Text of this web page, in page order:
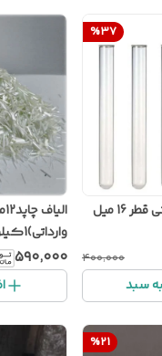
%37
شیشه گلجا 16 سانتی قطر 16 میل
۴۰۰٬۰۰۰
سبد
وارداتی)1کیلو
۵۹۰٬۰۰۰
%21